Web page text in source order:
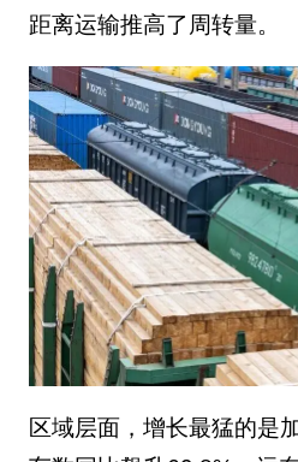
距离运输推高了周转量。
区域层面，增长最猛的是